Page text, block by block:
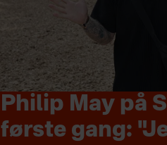
Philip May på
første gang: